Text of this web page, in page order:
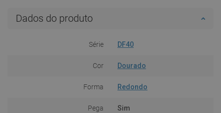
Dados do produto
Série DF40
Cor Dourado
Forma Redondo
Pega Sim